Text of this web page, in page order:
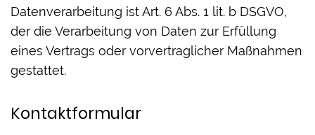
Datenverarbeitung ist Art. 6 Abs. 1 lit. b DSGVO,
der die Verarbeitung von Daten zur Erfüllung
eines Vertrags oder vorvertraglicher Maßnahmen
gestattet.
Kontaktformular